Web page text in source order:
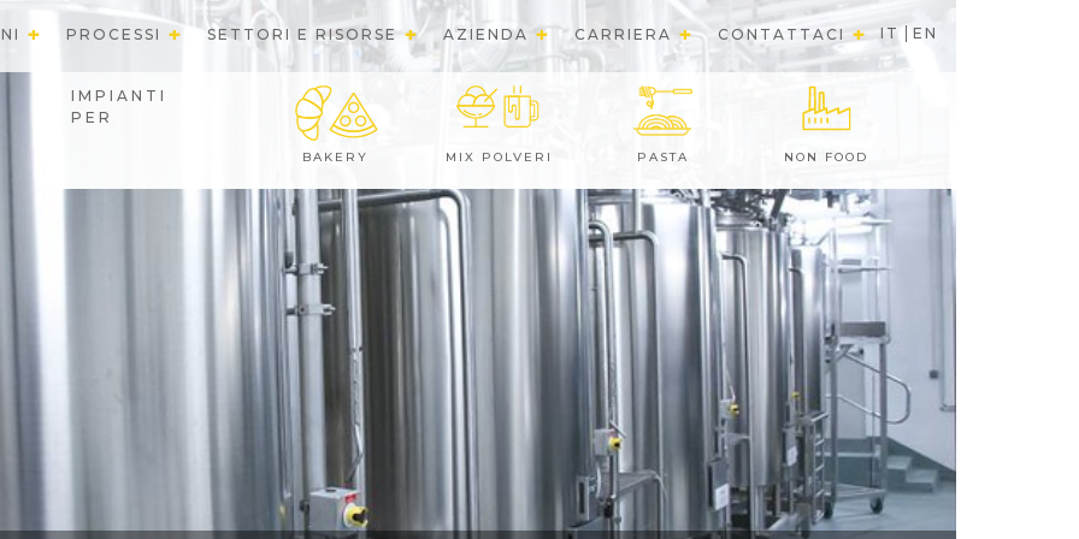
PROCESSI SETTORI E RISORSE AZIENDA CARRIERA CONTATTACI IT EN
IMPIANTI
PER
BAKERY MIX POLVERI PASTA NON FOOD